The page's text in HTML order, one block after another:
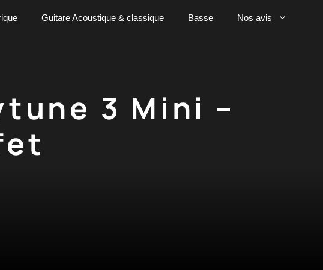
Guitare Acoustique & classique Basse Nos avis
3 Mini –